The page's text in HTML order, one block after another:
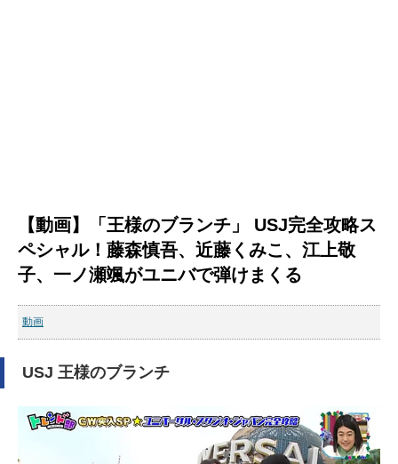
【動画】「王様のブランチ」 USJ完全攻略ス
ペシャル！藤森慎吾、近藤くみこ、江上敬
子、一ノ瀬颯がユニバで弾けまくる
動画
USJ 王様のブランチ